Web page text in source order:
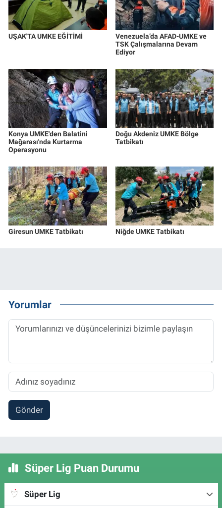
UŞAK'TA UMKE EĞİTİMİ
Venezuela’da AFAD-UMKE ve
TSK Çalışmalarına Devam
Ediyor
Konya UMKE'den Balatini
Mağarası'nda Kurtarma
Operasyonu
Doğu Akdeniz UMKE Bölge
Tatbikatı
Giresun UMKE Tatbikatı Niğde UMKE Tatbikatı
Yorumlar
Gönder
Süper Lig Puan Durumu
Süper Lig